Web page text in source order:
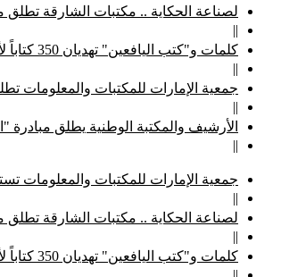
لصناعة الحكاية .. مكتبات الشارقة
||
كلمات و"كتب اليافعين" تهديان 350 كتاباً لأطفال "الإمارات الإنسانية"
||
جمعية الإمارات للمكتبات والمعلومات
||
الأرشيف والمكتبة الوطنية يطلق مبادرة
||
جمعية الإمارات للمكتبات والمعلومات
||
لصناعة الحكاية .. مكتبات الشارقة
||
كلمات و"كتب اليافعين" تهديان 350 كتاباً لأطفال "الإمارات الإنسانية"